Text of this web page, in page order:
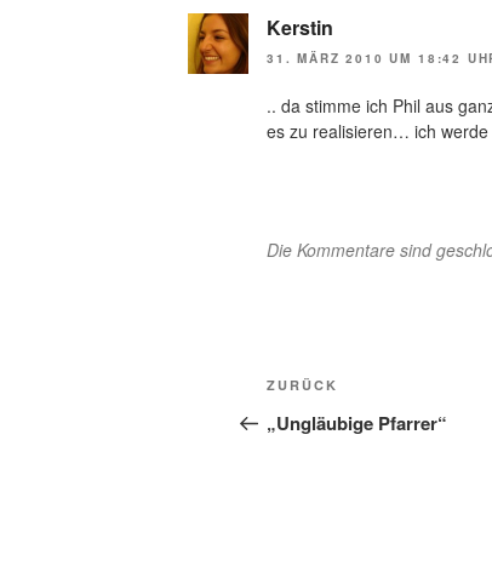
Kerstin
31. MÄRZ 2010 UM 18:42
.. da stimme ich Phil aus
es zu realisieren… ich
Die Kommentare sind
Vorheriger
Beitrag
ZURÜCK
„Ungläubige Pfarrer“